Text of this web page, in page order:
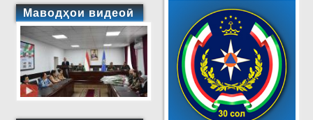
Маводҳои видеоӣ